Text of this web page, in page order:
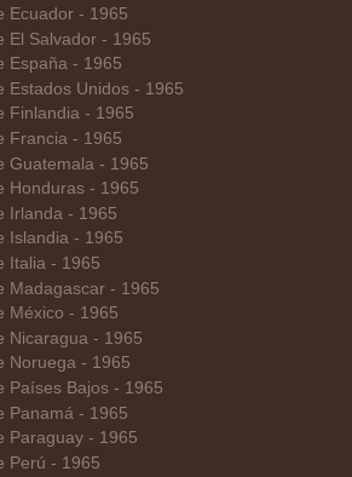
Ecuador - 1965
El Salvador - 1965
España - 1965
Estados Unidos - 1965
Finlandia - 1965
Francia - 1965
Guatemala - 1965
Honduras - 1965
Irlanda - 1965
Islandia - 1965
Italia - 1965
Madagascar - 1965
México - 1965
Nicaragua - 1965
Noruega - 1965
Países Bajos - 1965
Panamá - 1965
Paraguay - 1965
Perú - 1965